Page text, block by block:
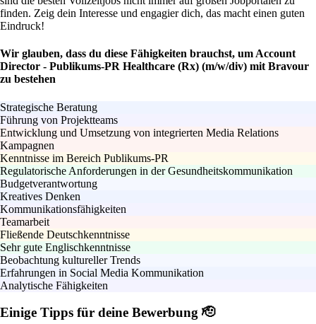
finden. Zeig dein Interesse und engagier dich, das macht einen guten
Eindruck!
Wir glauben, dass du diese Fähigkeiten brauchst, um Account
Director - Publikums-PR Healthcare (Rx) (m/w/div) mit Bravour
zu bestehen
Strategische Beratung
Führung von Projektteams
Entwicklung und Umsetzung von integrierten Media Relations
Kampagnen
Kenntnisse im Bereich Publikums-PR
Regulatorische Anforderungen in der Gesundheitskommunikation
Budgetverantwortung
Kreatives Denken
Kommunikationsfähigkeiten
Teamarbeit
Fließende Deutschkenntnisse
Sehr gute Englischkenntnisse
Beobachtung kultureller Trends
Erfahrungen in Social Media Kommunikation
Analytische Fähigkeiten
Einige Tipps für deine Bewerbung 🫡